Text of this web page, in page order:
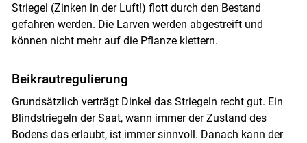
Striegel (Zinken in der Luft!) flott durch den Bestand
gefahren werden. Die Larven werden abgestreift und
können nicht mehr auf die Pflanze klettern.
Beikrautregulierung
Grundsätzlich verträgt Dinkel das Striegeln recht gut. Ein
Blindstriegeln der Saat, wann immer der Zustand des
Bodens das erlaubt, ist immer sinnvoll. Danach kann der